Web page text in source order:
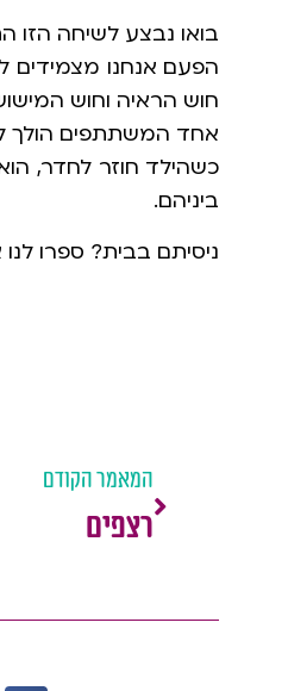
בואו נבצע לשיחה הזו
הפעם אנחנו מצמידים
חוש הראיה וחוש
אחד המשתתפים הולך
כשהילד חוזר לחדר,
ביניהם.
ניסיתם בבית? ספרו
המאמר הקודם
רצפים